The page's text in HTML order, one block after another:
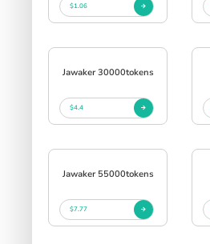
$1.06
Jawaker 30000tokens
$4.4
Jawaker 55000tokens
$7.77